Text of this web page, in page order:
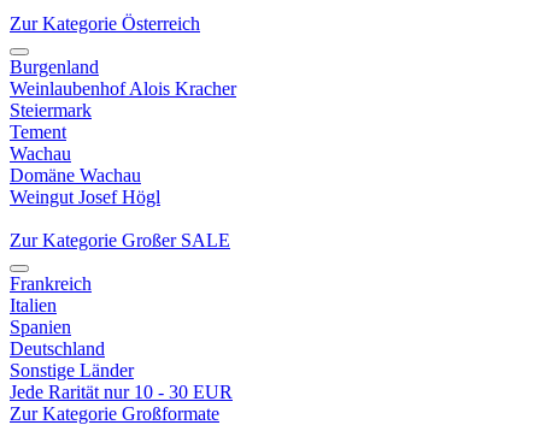
Zur Kategorie Österreich
Burgenland
Weinlaubenhof Alois Kracher
Steiermark
Tement
Wachau
Domäne Wachau
Weingut Josef Högl
Zur Kategorie Großer SALE
Frankreich
Italien
Spanien
Deutschland
Sonstige Länder
Jede Rarität nur 10 - 30 EUR
Zur Kategorie Großformate